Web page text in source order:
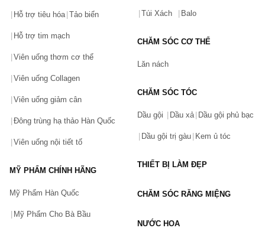
Hỗ trợ tiêu hóa Tảo biển
Hỗ trợ tim mạch
Viên uống thơm cơ thể
Viên uống Collagen
Viên uống giảm cân
Đông trùng hạ thảo Hàn Quốc
Viên uống nội tiết tố
MỸ PHẨM CHÍNH HÃNG
Mỹ Phẩm Hàn Quốc
Mỹ Phẩm Cho Bà Bầu
Túi Xách Balo
CHĂM SÓC CƠ THỂ
Lăn nách
CHĂM SÓC TÓC
Dầu gội Dầu xả Dầu gội phủ bạc
Dầu gội trị gàu Kem ủ tóc
THIẾT BỊ LÀM ĐẸP
CHĂM SÓC RĂNG MIỆNG
NƯỚC HOA